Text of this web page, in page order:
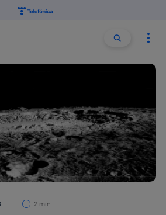
Buscar
2 min